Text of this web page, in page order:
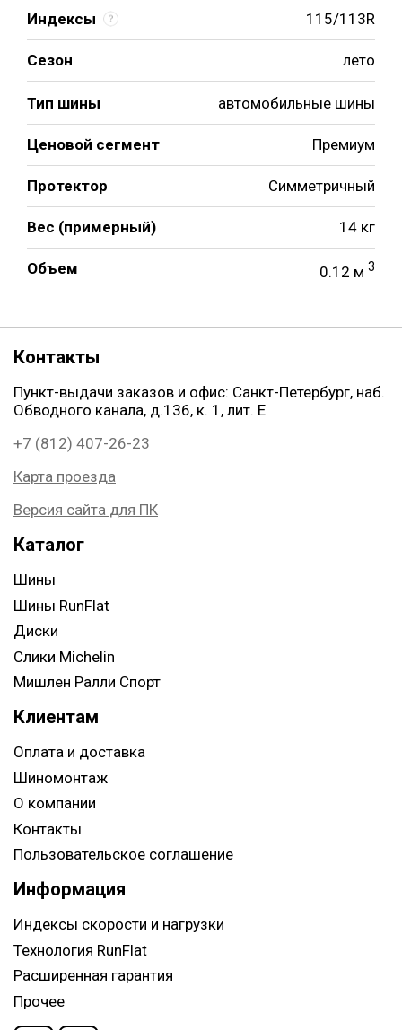
Индексы 115/113R
Сезон лето
Тип шины автомобильные шины
Ценовой сегмент Премиум
Протектор Симметричный
Вес (примерный) 14 кг
Объем 0.12 м 3
Контакты
Пункт-выдачи заказов и офис: Санкт-Петербург, наб.
Обводного канала, д.136, к. 1, лит. Е
+7 (812) 407-26-23
Карта проезда
Версия сайта для ПК
Каталог
Шины
Шины RunFlat
Диски
Слики Michelin
Мишлен Ралли Спорт
Клиентам
Оплата и доставка
Шиномонтаж
О компании
Контакты
Пользовательское соглашение
Информация
Индексы скорости и нагрузки
Технология RunFlat
Расширенная гарантия
Прочее